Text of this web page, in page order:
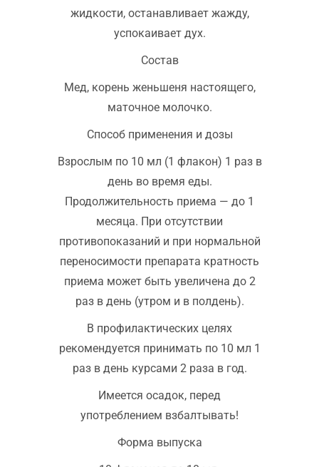
жидкости, останавливает жажду,
успокаивает дух.
Состав
Мед, корень женьшеня настоящего,
маточное молочко.
Способ применения и дозы
Взрослым по 10 мл (1 флакон) 1 раз в
день во время еды.
Продолжительность приема — до 1
месяца. При отсутствии
противопоказаний и при нормальной
переносимости препарата кратность
приема может быть увеличена до 2
раз в день (утром и в полдень).
В профилактических целях
рекомендуется принимать по 10 мл 1
раз в день курсами 2 раза в год.
Имеется осадок, перед
употреблением взбалтывать!
Форма выпуска